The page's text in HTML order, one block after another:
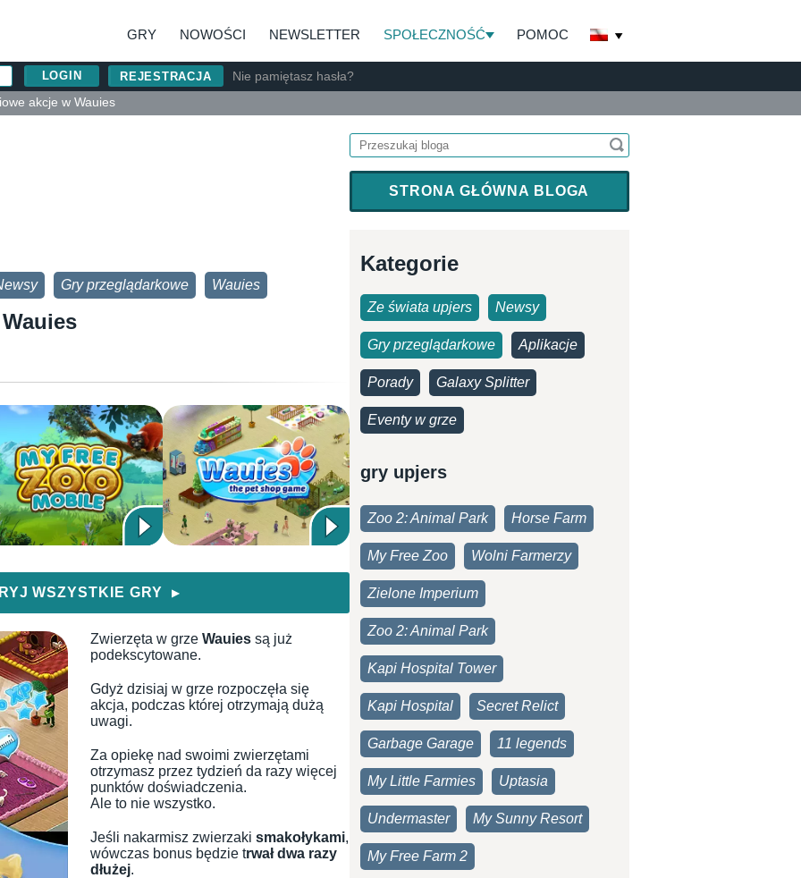
GRY NOWOŚCI NEWSLETTER SPOŁECZNOŚĆ POMOC
REJESTRACJA
Nie pamiętasz hasła?
akcje w Wauies
Gry przeglądarkowe Wauies
WSZYSTKIE GRY ▶
Zwierzęta w grzeWauies są już
podekscytowane.
Gdyż dzisiaj w grze rozpoczęła się
akcja, podczas której otrzymają dużą
uwagi.
Za opiekę nad swoimi zwierzętami
otrzymasz przez tydzień da razy więcej
punktów doświadczenia.
Ale to nie wszystko.
Jeśli nakarmisz zwierzakismakołykami,
wówczas bonus będzie trwał dwa razy
dłużej.
STRONA GŁÓWNA BLOGA
Kategorie
Ze świata upjers Newsy
Gry przeglądarkowe Aplikacje
Porady Galaxy Splitter
Eventy w grze
gry upjers
Zoo 2: Animal Park Horse Farm
My Free Zoo Wolni Farmerzy
Zielone Imperium
Zoo 2: Animal Park
Kapi Hospital Tower
Kapi Hospital Secret Relict
Garbage Garage 11 legends
My Little Farmies Uptasia
Undermaster My Sunny Resort
My Free Farm 2